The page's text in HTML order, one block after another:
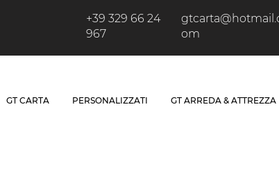
+39 329 66 24
967
om
GT CARTA PERSONALIZZATI GT ARREDA & ATTREZZA